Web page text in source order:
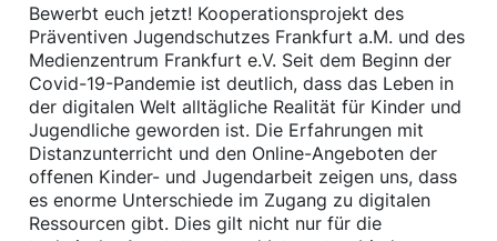
Bewerbt euch jetzt! Kooperationsprojekt des
Präventiven Jugendschutzes Frankfurt a.M. und des
Medienzentrum Frankfurt e.V. Seit dem Beginn der
Covid-19-Pandemie ist deutlich, dass das Leben in
der digitalen Welt alltägliche Realität für Kinder und
Jugendliche geworden ist. Die Erfahrungen mit
Distanzunterricht und den Online-Angeboten der
offenen Kinder- und Jugendarbeit zeigen uns, dass
es enorme Unterschiede im Zugang zu digitalen
Ressourcen gibt. Dies gilt nicht nur für die